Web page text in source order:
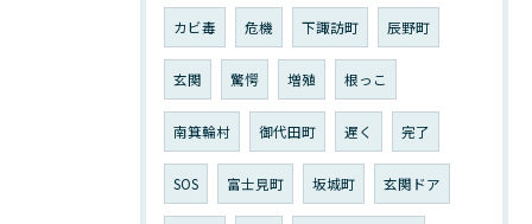
カビ毒 危機 下諏訪町 辰野町
玄関 驚愕 増殖 根っこ
南箕輪村 御代田町 遅く 完了
SOS 富士見町 坂城町 玄関ドア